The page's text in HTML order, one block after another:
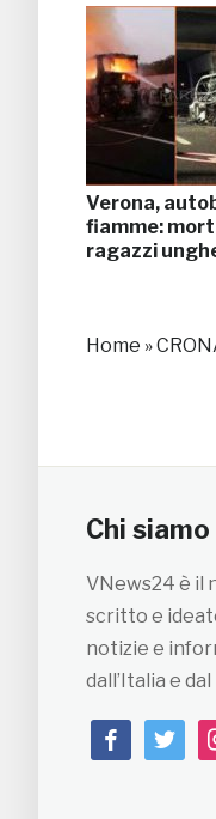
Verona,
fiamme:
ragazzi
Home »
Chi siamo
VNews24 è il
scritto e
notizie e
dall’Italia e
facebooktwitter